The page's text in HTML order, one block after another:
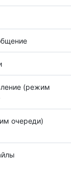
(режим
очереди)